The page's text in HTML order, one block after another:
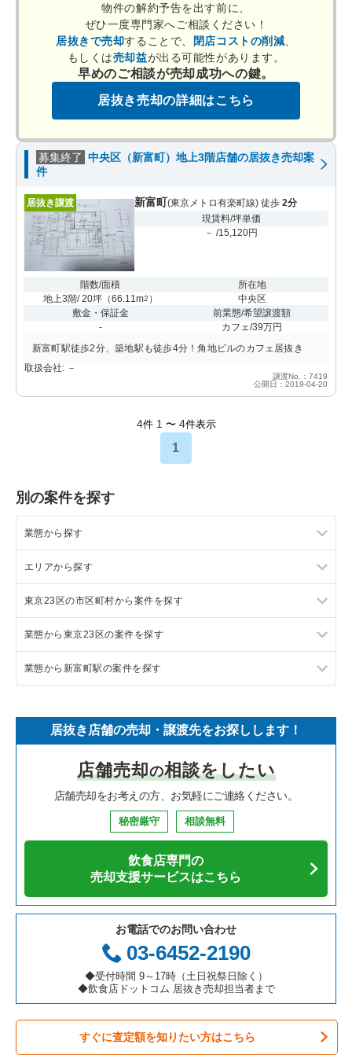
物件の解約予告を出す前に、
ぜひ一度専門家へご相談ください！
居抜きで売却することで、 閉店コストの削減
もしくは売却益が出る可能性があります。
早めのご相談が売却成功への鍵。
居抜き売却の詳細はこちら
募集終了 中央区（新富町）地上3階店舗の居抜き売却案
件
居抜き譲渡 新富町(東京メトロ有楽町線) 徒歩 2分
現賃料/坪単価
－ /15,120円
階数/面積
地上3階/ 20坪（66.11m2 ）
所在地
中央区
敷金・保証金
-
前業態/希望譲渡額
カフェ/39万円
新富町駅徒歩2分、築地駅も徒歩4分！角地ビルのカフェ居抜き
取扱会社: －
譲渡No.：7419
公開日：2019-04-20
4件 1 〜 4件表示
1
別の案件を探す
業態から探す
ラーメンの居抜き売却物件の案件一覧
フランス料理の居抜き売却物件の案件一覧
イタリア料理の居抜き売却物件の案件一覧
中華の居抜き売却物件の案件一覧
寿司の居抜き売却物件の案件一覧
焼肉の居抜き売却物件の案件一覧
鉄板焼き・お好み焼の居抜き売却物件の案件一覧
カフェの居抜き売却物件の案件一覧
テイクアウトの居抜き売却物件の案件一覧
お弁当・惣菜・デリの居抜き売却物件の案件一覧
カラオケ・パブ・スナックの居抜き売却物件の案件一覧
バーの居抜き売却物件の案件一覧
居酒屋・ダイニングバーの居抜き売却物件の案件一覧
エリアから探す
東京23区の飲食店の居抜き売却物件の案件一覧
東京都下の飲食店の居抜き売却物件の案件一覧
千葉県の飲食店の居抜き売却物件の案件一覧
神奈川県の飲食店の居抜き売却物件の案件一覧
大阪府の飲食店の居抜き売却物件の案件一覧
兵庫県の飲食店の居抜き売却物件の案件一覧
愛知県の飲食店の居抜き売却物件の案件一覧
岐阜県の飲食店の居抜き売却物件の案件一覧
三重県の飲食店の居抜き売却物件の案件一覧
東京23区の市区町村から案件を探す
目黒区の飲食店の居抜き売却物件の案件一覧
渋谷区の飲食店の居抜き売却物件の案件一覧
新宿区の飲食店の居抜き売却物件の案件一覧
葛飾区の飲食店の居抜き売却物件の案件一覧
中央区の飲食店の居抜き売却物件の案件一覧
千代田区の飲食店の居抜き売却物件の案件一覧
港区の飲食店の居抜き売却物件の案件一覧
足立区の飲食店の居抜き売却物件の案件一覧
板橋区の飲食店の居抜き売却物件の案件一覧
台東区の飲食店の居抜き売却物件の案件一覧
練馬区の飲食店の居抜き売却物件の案件一覧
業態から東京23区の案件を探す
東京23区のラーメンの居抜き売却物件の案件一覧
東京23区のイタリア料理の居抜き売却物件の案件一覧
東京23区の中華の居抜き売却物件の案件一覧
東京23区のそば・うどんの居抜き売却物件の案件一覧
東京23区の焼肉の居抜き売却物件の案件一覧
東京23区の鉄板焼き・お好み焼の居抜き売却物件の案件一覧
東京23区のアジア料理の居抜き売却物件の案件一覧
東京23区のカフェの居抜き売却物件の案件一覧
東京23区のテイクアウトの居抜き売却物件の案件一覧
東京23区のお弁当・惣菜・デリの居抜き売却物件の案件一覧
業態から新富町駅の案件を探す
新富町駅のカフェの居抜き売却物件の案件一覧
新富町駅のバーの居抜き売却物件の案件一覧
新富町駅の居酒屋・ダイニングバーの居抜き売却物件の案件一
新富町駅の洋食の居抜き売却物件の案件一覧
居抜き店舗の売却・譲渡先をお探しします！
店舗売却の相談をしたい
店舗売却をお考えの方、お気軽にご連絡ください。
秘密厳守 相談無料
飲食店専門の
売却支援サービスはこちら
お電話でのお問い合わせ
03-6452-2190
◆受付時間 9～17時（土日祝祭日除く）
◆飲食店ドットコム 居抜き売却担当者まで
すぐに査定額を知りたい方はこちら